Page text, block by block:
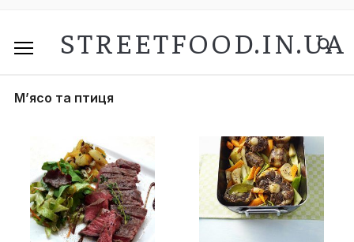
STREETFOOD.IN.UA
М’ясо та птиця